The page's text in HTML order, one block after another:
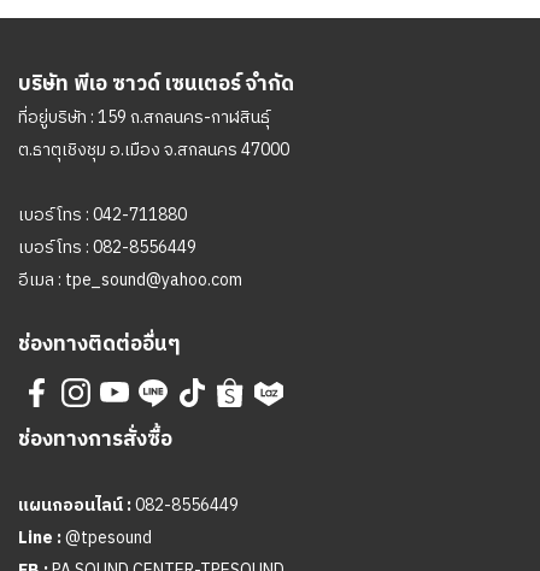
บริษัท พีเอ ซาวด์ เซนเตอร์ จำกัด
ที่อยู่บริษัท : 159 ถ.สกลนคร-กาฬสินธุ์
ต.ธาตุเชิงชุม อ.เมือง จ.สกลนคร 47000
เบอร์โทร :042-711880
เบอร์โทร :082-8556449
อีเมล : tpe_sound@yahoo.com
ช่องทางติดต่ออื่นๆ
ช่องทางการสั่งซื้อ
แผนกออนไลน์ :082-8556449
Line :@tpesound